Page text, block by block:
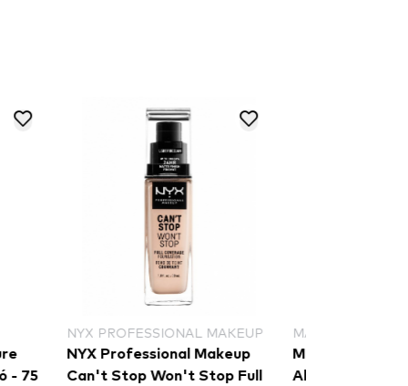
PROFESSIONAL MAKEUP
Professional Makeup
Stop Won't Stop Full
MAX FACTOR
Max Factor Facefinity
Alapozó - C80 Bronze